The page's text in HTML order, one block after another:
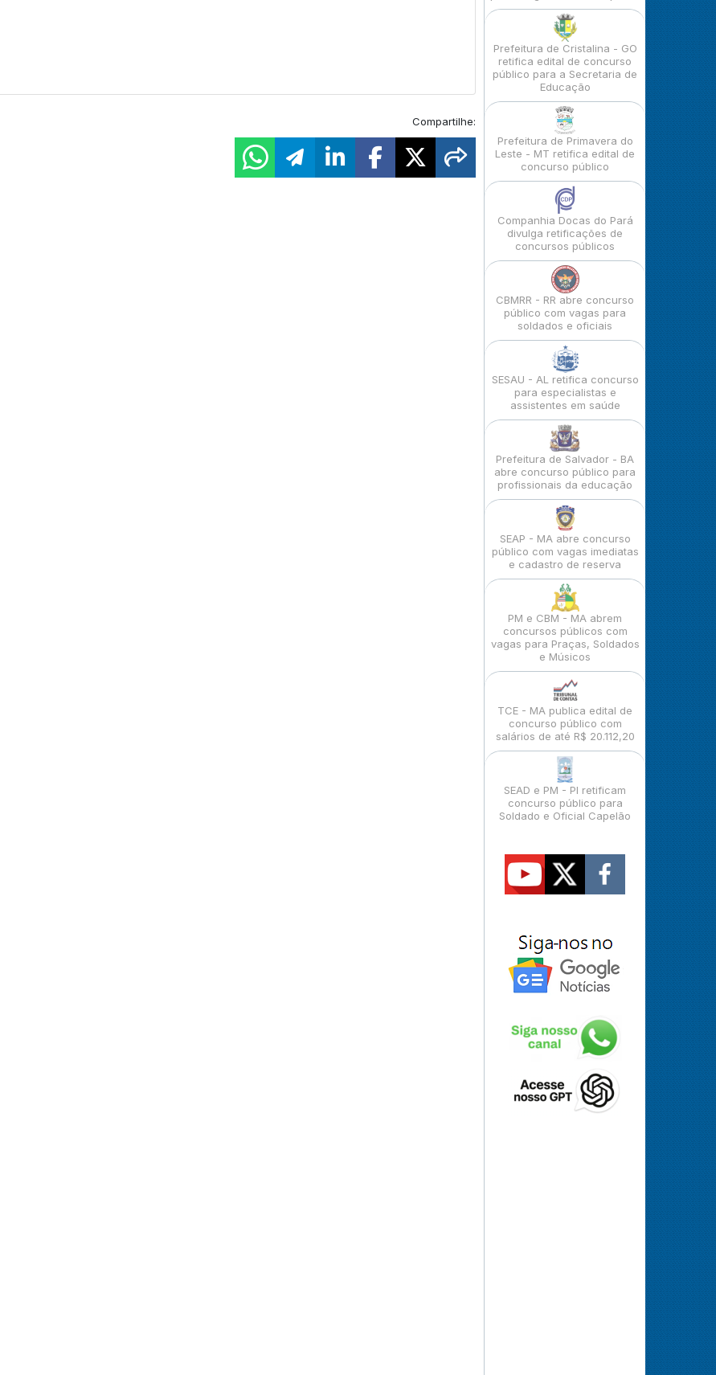
Compartilhe:
Prefeitura de Cristalina - GO
retifica edital de concurso
público para a Secretaria de
Educação
Prefeitura de Primavera do
Leste - MT retifica edital de
concurso público
Companhia Docas do Pará
divulga retificações de
concursos públicos
CBMRR - RR abre concurso
público com vagas para
soldados e oficiais
SESAU - AL retifica concurso
para especialistas e
assistentes em saúde
Prefeitura de Salvador - BA
abre concurso público para
profissionais da educação
SEAP - MA abre concurso
público com vagas imediatas
e cadastro de reserva
PM e CBM - MA abrem
concursos públicos com
vagas para Praças, Soldados
e Músicos
TCE - MA publica edital de
concurso público com
salários de até R$ 20.112,20
SEAD e PM - PI retificam
concurso público para
Soldado e Oficial Capelão